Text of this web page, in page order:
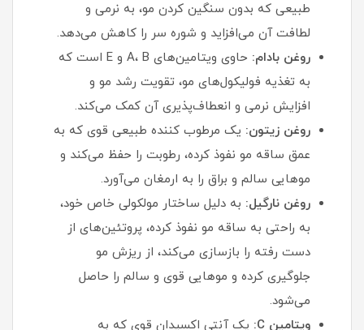
طبیعی که بدون سنگین کردن مو، به نرمی و
لطافت آن می‌افزاید و شوره سر را کاهش می‌دهد.
روغن بادام:
حاوی ویتامین‌های A، B و E است که
به تغذیه فولیکول‌های مو، تقویت رشد مو و
افزایش نرمی و انعطاف‌پذیری آن کمک می‌کند.
روغن زیتون: یک مرطوب‌ کننده طبیعی قوی که به
عمق ساقه مو نفوذ کرده، رطوبت را حفظ می‌کند و
موهایی سالم و براق را به ارمغان می‌آورد.
روغن نارگیل: به دلیل ساختار مولکولی خاص خود،
به راحتی به ساقه مو نفوذ کرده، پروتئین‌های از
دست رفته را بازسازی می‌کند، از ریزش مو
جلوگیری کرده و موهایی قوی و سالم را حاصل
می‌شود.
ویتامین C:
یک آنتی‌ اکسیدان قوی که به